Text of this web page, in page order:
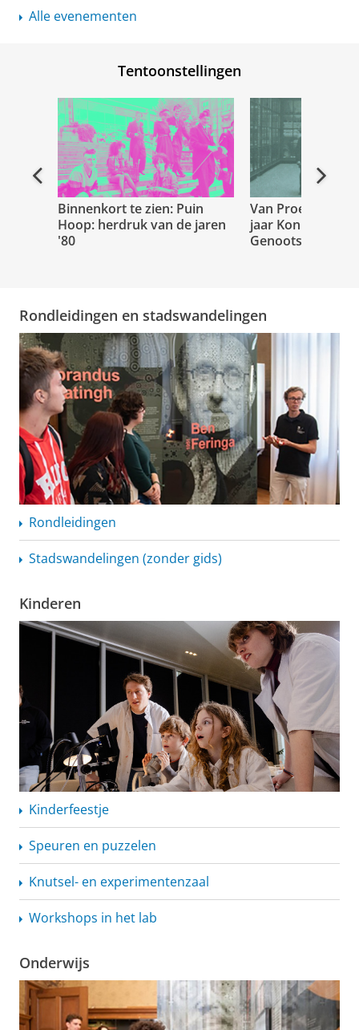
eAlle evenementen
Tentoonstellingen
Vorige
Binnenkort te zien: Puin
Hoop: herdruk van de jaren
'80
Van Proef tot
jaar Koninklijk
Genootschap in
Rondleidingen en stadswandelingen
Rondleidingen
Stadswandelingen (zonder gids)
Kinderen
Kinderfeestje
Speuren en puzzelen
Knutsel- en experimentenzaal
Workshops in het lab
Onderwijs